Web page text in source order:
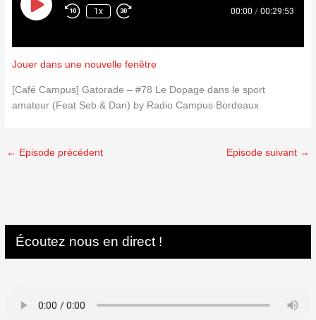
1x 00:00 / 00:29:53
Jouer dans une nouvelle fenêtre
[Café Campus] Gatorade – #78 Le Dopage dans le sport
amateur (Feat Seb & Dan) by Radio Campus Bordeaux
← Episode précédent Episode suivant →
Écoutez nous en direct !